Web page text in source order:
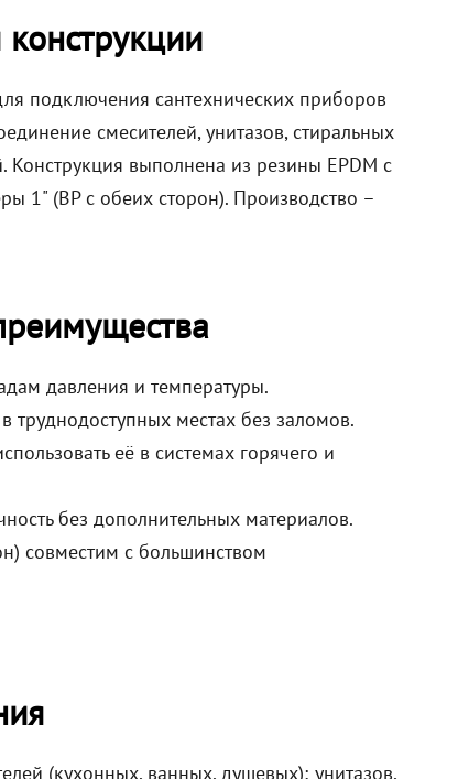
подключения сантехнических приборов
смесителей, унитазов, стиральных
выполнена из резины EPDM с
1" (ВР с обеих сторон). Производство –
давления и температуры.
труднодоступных местах без заломов.
её в системах горячего и
без дополнительных материалов.
совместим с большинством
(кухонных, ванных, душевых); унитазов,